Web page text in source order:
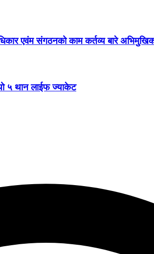
एवंम संगठनको काम कर्तव्य बारे
५ थान लाईफ ज्याकेट